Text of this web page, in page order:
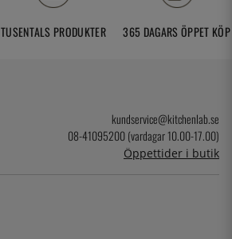
TUSENTALS PRODUKTER 365 DAGARS ÖPPET KÖP
kundservice@kitchenlab.se
08-41095200 (vardagar 10.00-17.00)
Öppettider i butik